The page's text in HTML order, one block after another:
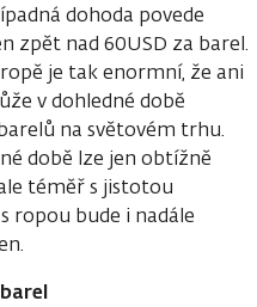
dohoda povede
zpět nad 60USD za barel.
je tak enormní, že ani
v dohledné době
na světovém trhu.
době lze jen obtížně
téměř s jistotou
ropou bude i nadále